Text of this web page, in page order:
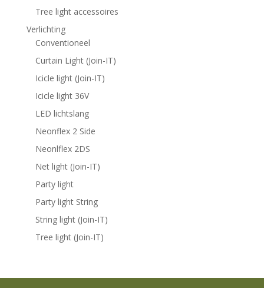
Tree light accessoires
Verlichting
Conventioneel
Curtain Light (Join-IT)
Icicle light (Join-IT)
Icicle light 36V
LED lichtslang
Neonflex 2 Side
Neonlflex 2DS
Net light (Join-IT)
Party light
Party light String
String light (Join-IT)
Tree light (Join-IT)